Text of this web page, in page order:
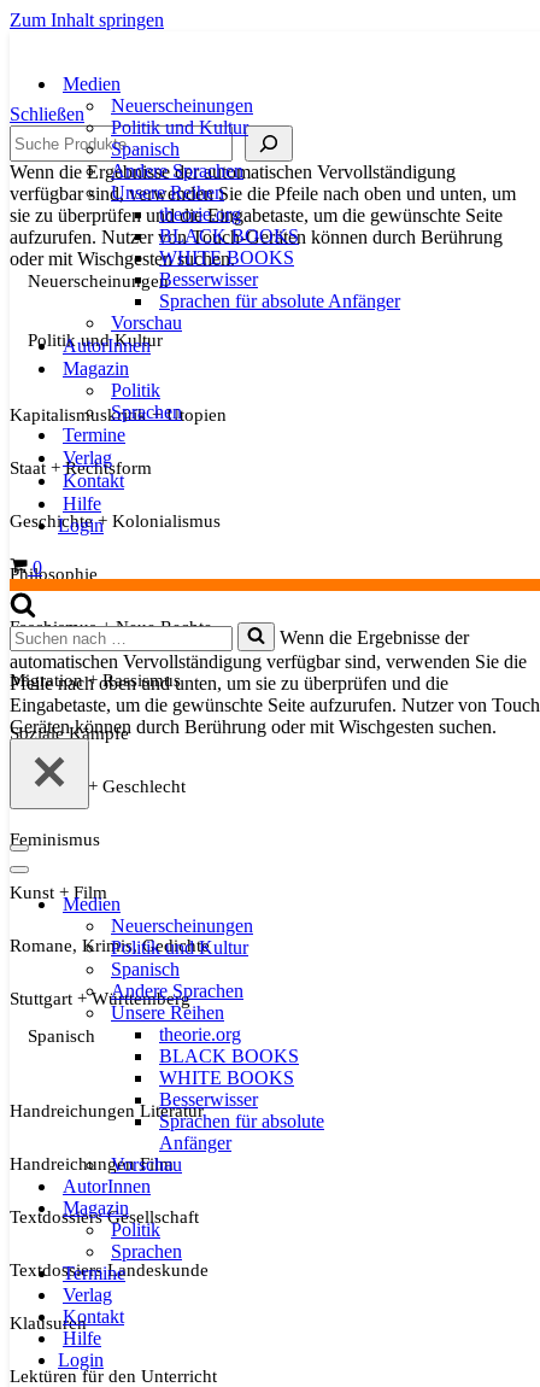
Zum Inhalt springen
Medien
Neuerscheinungen
Politik und Kultur
Spanisch
Andere Sprachen
Unsere Reihen
theorie.org
BLACK BOOKS
WHITE BOOKS
Besserwisser
Sprachen für absolute Anfänger
Vorschau
AutorInnen
Magazin
Politik
Sprachen
Termine
Verlag
Kontakt
Hilfe
Login
Warenkorb
0
Suchen
nach …
Wenn die Ergebnisse der
automatischen Vervollständigung verfügbar sind, verwenden Sie die
Pfeile nach oben und unten, um sie zu überprüfen und die
Eingabetaste, um die gewünschte Seite aufzurufen. Nutzer von
Geräten können durch Berührung oder mit Wischgesten suchen.
Navigationsmenü
Navigationsmenü
Medien
Neuerscheinungen
Politik und Kultur
Spanisch
Andere Sprachen
Unsere Reihen
theorie.org
BLACK BOOKS
WHITE BOOKS
Besserwisser
Sprachen für absolute
Anfänger
Vorschau
AutorInnen
Magazin
Politik
Sprachen
Termine
Verlag
Kontakt
Hilfe
Login
Schließen
Suche
Wenn die Ergebnisse der automatischen Vervollständigung
verfügbar sind, verwenden Sie die Pfeile nach oben und unten, um
sie zu überprüfen und die Eingabetaste, um die gewünschte Seite
aufzurufen. Nutzer von Touch-Geräten können durch Berührung
oder mit Wischgesten suchen.
Neuerscheinungen
Politik und Kultur
Kapitalismuskritik + Utopien
Staat + Rechtsform
Geschichte + Kolonialismus
Philosophie
Faschismus + Neue Rechte
Migration + Rassismus
Soziale Kämpfe
Sexualität + Geschlecht
Feminismus
Kunst + Film
Romane, Krimis, Gedichte
Stuttgart + Württemberg
Spanisch
Handreichungen Literatur
Handreichungen Film
Textdossiers Gesellschaft
Textdossiers Landeskunde
Klausuren
Lektüren für den Unterricht